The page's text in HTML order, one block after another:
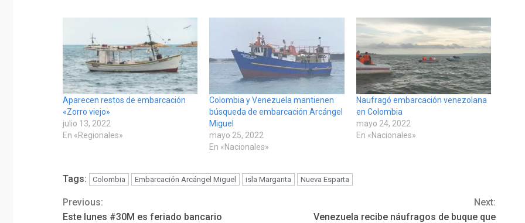
Aparecen restos de embarcación
«Zorro viejo»
julio 13, 2022
En «Regionales»
Colombia y Venezuela mantienen
búsqueda de embarcación Arcángel
Miguel
mayo 25, 2022
En «Nacionales»
Naufragó embarcación venezolana
en Colombia
mayo 24, 2022
En «Nacionales»
Tags: Colombia Embarcación Arcángel Miguel isla Margarita Nueva Esparta
Continue
Previous:
Este lunes #30M es feriado bancario
Next:
Venezuela recibe náufragos de buque que